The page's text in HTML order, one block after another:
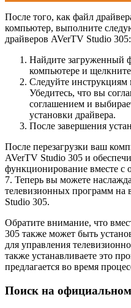
После того, как файл
компьютер, выполните
драйверов AVerTV Studio 305:
Найдите загруженный
компьютере и
Следуйте инструкциям
Убедитесь, что вы
соглашением и
установки драйвера.
После завершения
После перезагрузки ваш
AVerTV Studio 305 и
функционирование вместе с
7. Теперь вы можете
телевизионных программ
Studio 305.
Обратите внимание, что
305 также может быть
для управления
также устанавливаете это
предлагается во время
Поиск на официальном